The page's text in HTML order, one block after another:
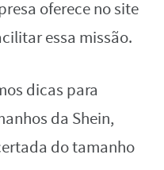
oferece no site
essa missão.
dicas para
da Shein,
do tamanho